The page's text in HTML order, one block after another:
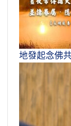
地發起念佛